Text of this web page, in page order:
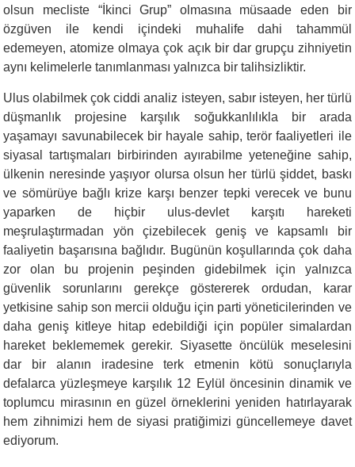
olsun mecliste “İkinci Grup” olmasına müsaade eden bir
özgüven ile kendi içindeki muhalife dahi tahammül
edemeyen, atomize olmaya çok açık bir dar grupçu zihniyetin
aynı kelimelerle tanımlanması yalnızca bir talihsizliktir.
Ulus olabilmek çok ciddi analiz isteyen, sabır isteyen, her türlü
düşmanlık projesine karşılık soğukkanlılıkla bir arada
yaşamayı savunabilecek bir hayale sahip, terör faaliyetleri ile
siyasal tartışmaları birbirinden ayırabilme yeteneğine sahip,
ülkenin neresinde yaşıyor olursa olsun her türlü şiddet, baskı
ve sömürüye bağlı krize karşı benzer tepki verecek ve bunu
yaparken de hiçbir ulus-devlet karşıtı hareketi
meşrulaştırmadan yön çizebilecek geniş ve kapsamlı bir
faaliyetin başarısına bağlıdır. Bugünün koşullarında çok daha
zor olan bu projenin peşinden gidebilmek için yalnızca
güvenlik sorunlarını gerekçe göstererek ordudan, karar
yetkisine sahip son mercii olduğu için parti yöneticilerinden ve
daha geniş kitleye hitap edebildiği için popüler simalardan
hareket beklememek gerekir. Siyasette öncülük meselesini
dar bir alanın iradesine terk etmenin kötü sonuçlarıyla
defalarca yüzleşmeye karşılık 12 Eylül öncesinin dinamik ve
toplumcu mirasının en güzel örneklerini yeniden hatırlayarak
hem zihnimizi hem de siyasi pratiğimizi güncellemeye davet
ediyorum.